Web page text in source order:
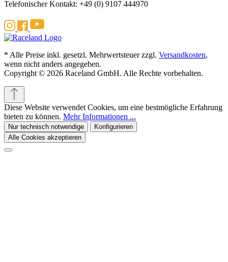
Telefonischer Kontakt: +49 (0) 9107 444970
* Alle Preise inkl. gesetzl. Mehrwertsteuer zzgl. Versandkosten,
wenn nicht anders angegeben.
Copyright © 2026 Raceland GmbH. Alle Rechte vorbehalten.
Diese Website verwendet Cookies, um eine bestmögliche Erfahrung
bieten zu können. Mehr Informationen ...
Nur technisch notwendige
Konfigurieren
Alle Cookies akzeptieren